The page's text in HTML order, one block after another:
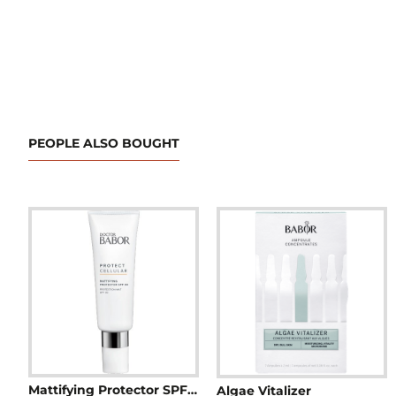
PEOPLE ALSO BOUGHT
Mattifying Protector SPF 30 Algae Vitalizer